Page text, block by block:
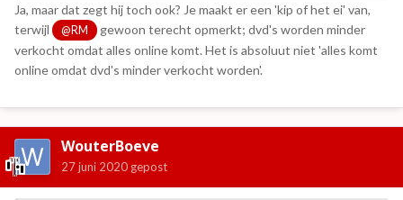
Ja, maar dat zegt hij toch ook? Je maakt er een 'kip of het ei' van,
terwijl
@RM
gewoon terecht opmerkt; dvd's worden minder
verkocht omdat alles online komt. Het is absoluut niet 'alles komt
online omdat dvd's minder verkocht worden'.
WouterBoeve
27 juni 2020 gepost